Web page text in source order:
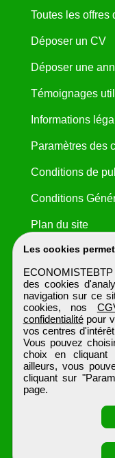
Les cookies
des cookies
navigation sur ce
cookies, nos
confidentialitépour
vos centres
Vous pouvez
choix en cliquant
ailleurs, vous
cliquant sur
page.
Toutes les offres
Déposer un CV
Déposer une
Témoignages
Informations
Paramètres des
Conditions de
Conditions
Plan du site